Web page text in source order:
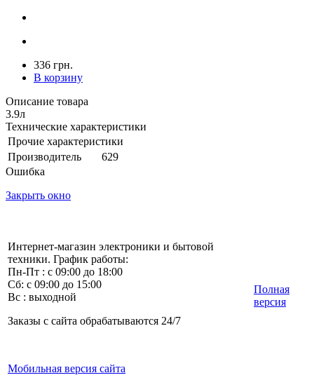
336 грн.
В корзину
Описание товара
3.9л
Технические характеристики
Прочие характеристики
Производитель
629
Ошибка
Закрыть окно
Интернет-магазин электроники и бытовой
техники. График работы:
Пн-Пт : с 09:00 до 18:00
Сб: с 09:00 до 15:00
Вс : выходной
Заказы с сайта обрабатываются 24/7
Мобильная версия сайта
Полная
версия